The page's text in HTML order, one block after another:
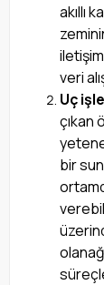
akıllı
veri
Uç
çıkan
bir